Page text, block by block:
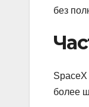
без
SpaceX
более